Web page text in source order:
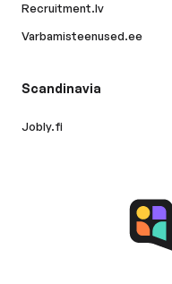
Recruitment.lv
Varbamisteenused.ee
Scandinavia
Jobly.fi